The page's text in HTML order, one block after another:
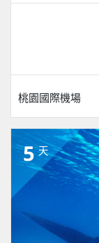
桃園國際機場
5 天